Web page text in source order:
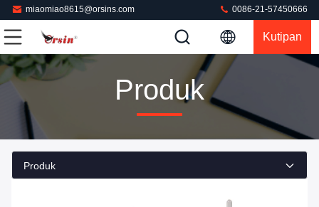
miaomiao8615@orsins.com 0086-21-57450666
Kutipan
Produk
Produk